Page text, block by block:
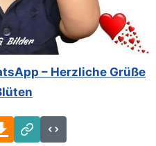
– Herzliche Grüße
Download
Link
Code